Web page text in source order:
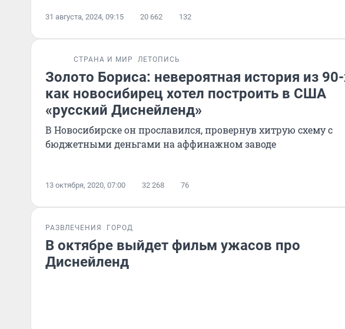
31 августа, 2024, 09:15 20 662 132
СТРАНА И МИР ЛЕТОПИСЬ
Золото Бориса: невероятная история из 90-
как новосибирец хотел построить в США
«русский Диснейленд»
В Новосибирске он прославился, провернув хитрую схему с
бюджетными деньгами на аффинажном заводе
13 октября, 2020, 07:00 32 268 76
РАЗВЛЕЧЕНИЯ ГОРОД
В октябре выйдет фильм ужасов про
Диснейленд